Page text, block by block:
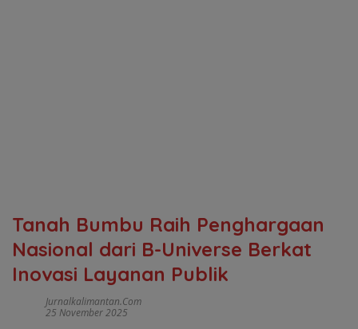
Tanah Bumbu Raih Penghargaan
Nasional dari B-Universe Berkat
Inovasi Layanan Publik
Jurnalkalimantan.com
25 November 2025